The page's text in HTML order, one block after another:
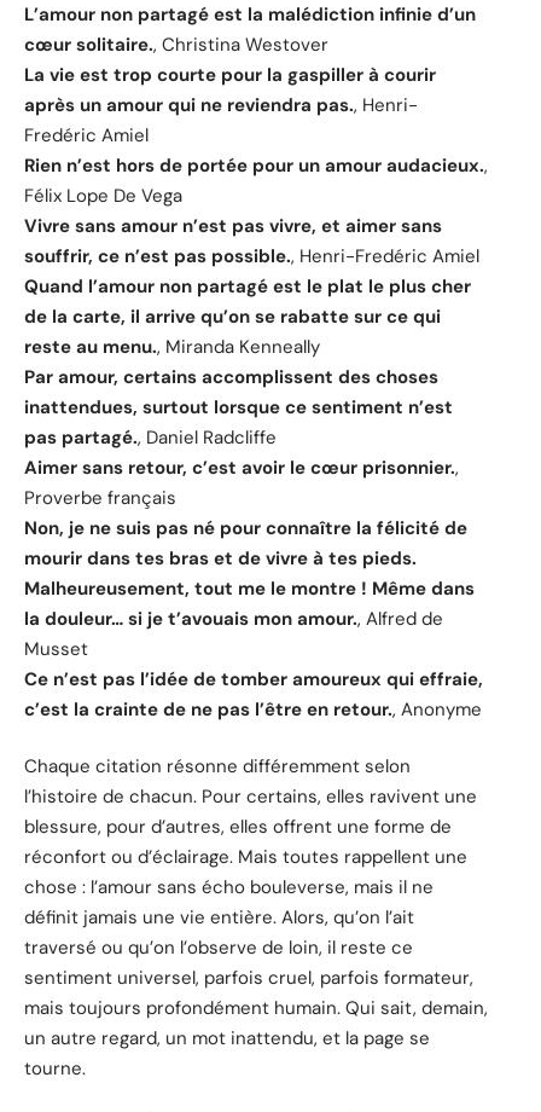
L’amour non partagé est la malédiction infinie d’un
cœur solitaire., Christina Westover
La vie est trop courte pour la gaspiller à courir
après un amour qui ne reviendra pas., Henri-
Fredéric Amiel
Rien n’est hors de portée pour un amour audacieux.,
Félix Lope De Vega
Vivre sans amour n’est pas vivre, et aimer sans
souffrir, ce n’est pas possible., Henri-Fredéric Amiel
Quand l’amour non partagé est le plat le plus cher
de la carte, il arrive qu’on se rabatte sur ce qui
reste au menu., Miranda Kenneally
Par amour, certains accomplissent des choses
inattendues, surtout lorsque ce sentiment n’est
pas partagé., Daniel Radcliffe
Aimer sans retour, c’est avoir le cœur prisonnier.,
Proverbe français
Non, je ne suis pas né pour connaître la félicité de
mourir dans tes bras et de vivre à tes pieds.
Malheureusement, tout me le montre ! Même dans
la douleur… si je t’avouais mon amour., Alfred de
Musset
Ce n’est pas l’idée de tomber amoureux qui effraie,
c’est la crainte de ne pas l’être en retour., Anonyme
Chaque citation résonne différemment selon
l’histoire de chacun. Pour certains, elles ravivent une
blessure, pour d’autres, elles offrent une forme de
réconfort ou d’éclairage. Mais toutes rappellent une
chose : l’amour sans écho bouleverse, mais il ne
définit jamais une vie entière. Alors, qu’on l’ait
traversé ou qu’on l’observe de loin, il reste ce
sentiment universel, parfois cruel, parfois formateur,
mais toujours profondément humain. Qui sait, demain,
un autre regard, un mot inattendu, et la page se
tourne.